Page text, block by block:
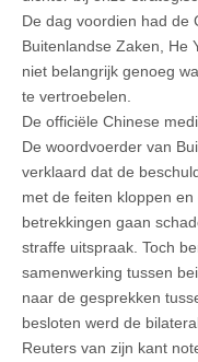
De dag voordien had de
Buitenlandse Zaken, He
niet belangrijk genoeg
te vertroebelen.
De officiële Chinese
De woordvoerder van
verklaard dat de
met de feiten kloppen
betrekkingen gaan
straffe uitspraak. Toch
samenwerking tussen
naar de gesprekken
besloten werd de
Reuters van zijn kant